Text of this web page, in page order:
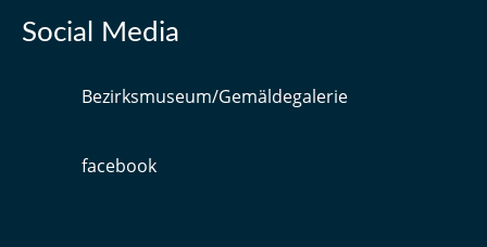
Social Media
Bezirksmuseum/Gemäldegalerie
facebook